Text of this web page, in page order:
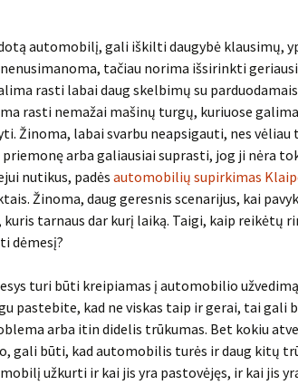
automobilį, gali iškilti daugybė klausimų,
tačiau norima išsirinkti
rasti labai daug skelbimų su
rasti nemažai mašinų turgų, kuriuose
Žinoma, labai svarbu neapsigauti, nes vėliau
arba galiausiai suprasti, jog ji nėra
nutikus, padės automobilių supirkimas
Žinoma, daug geresnis scenarijus, kai
tarnaus dar kurį laiką. Taigi, kaip reikėtų
dėmesį?
turi būti kreipiamas į automobilio
pastebite, kad ne viskas taip ir gerai, tai gali
arba itin didelis trūkumas. Bet kokiu
gali būti, kad automobilis turės ir daug kitų
užkurti ir kai jis yra pastovėjęs, ir kai jis